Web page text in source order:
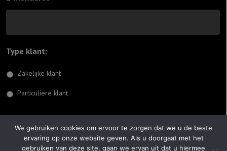
Type klant:
Zakelijke klant
Particuliere klant
© 2026 Jiftach
We gebruiken cookies om ervoor te zorgen dat we u de beste
ervaring op onze website geven. Als u doorgaat met het
gebruiken van deze site, gaan we ervan uit dat u hiermee